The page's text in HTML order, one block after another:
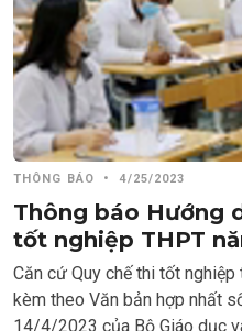
THÔNG BÁO • 4/25/2023
Thông báo Hướng
tốt nghiệp THPT
Căn cứ Quy chế thi tốt
kèm theo Văn bản hợp nhất
14/4/2023 của Bộ Giáo dục